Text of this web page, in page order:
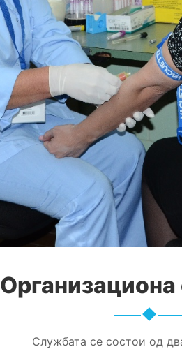
Организациона
Службата се состои од